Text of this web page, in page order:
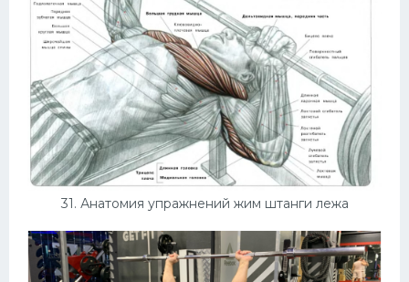
31. Анатомия упражнений жим штанги лежа